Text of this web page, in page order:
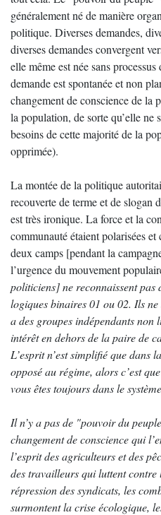
généralement né de manière
politique. Diverses demandes,
diverses demandes convergent
elle même est née sans
demande est spontanée et non
changement de conscience de la
la population, de sorte qu’elle ne
besoins de cette majorité de la
opprimée).
La montée de la politique
recouverte de terme et de slogan
est très ironique. La force et la
communauté étaient polarisées
deux camps [pendant la
l’urgence du mouvement
politiciens] ne reconnaissent pas
logiques binaires 01 ou 02. Ils
a des groupes indépendants non
intérêt en dehors de la paire de
L’esprit n’est simplifié que dans
opposé au régime, alors c’est
vous êtes toujours dans le
Il n’y a pas de "pouvoir du
changement de conscience qui
l’esprit des agriculteurs et des
des travailleurs qui luttent contre
répression des syndicats, les
surmontent la crise écologique,